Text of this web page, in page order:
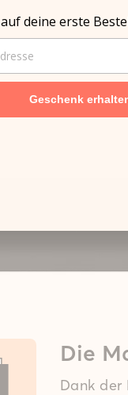
Die
Dank der
auf deine erste
Geschenk